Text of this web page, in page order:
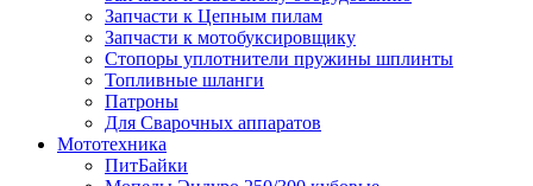
Запчасти к Цепным пилам
Запчасти к мотобуксировщику
Стопоры уплотнители пружины шплинты
Топливные шланги
Патроны
Для Сварочных аппаратов
Мототехника
ПитБайки